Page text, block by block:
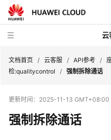
云
品
介
绍
文档首页 / 云客服 / API参考 /
检:qualitycontrol
/ 强制拆除通话
更新时间： 2025-11-13 GMT+08:00
强制拆除通话